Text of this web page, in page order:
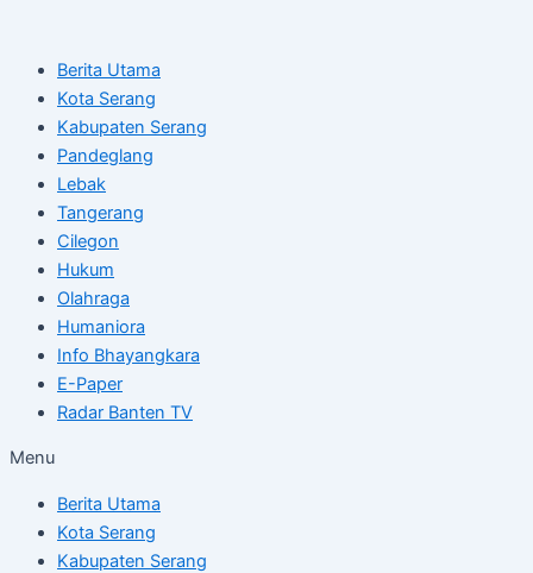
contentBerita Utama
Kota Serang
Kabupaten Serang
Pandeglang
Lebak
Tangerang
Cilegon
Hukum
Olahraga
Humaniora
Info Bhayangkara
E-Paper
Radar Banten TV
Menu
Berita Utama
Kota Serang
Kabupaten Serang